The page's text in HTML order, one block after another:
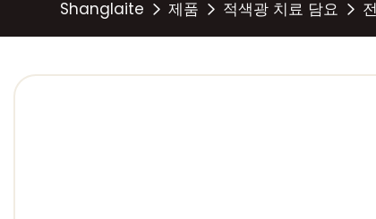
Shanglaite 제품 적색광 치료 담요